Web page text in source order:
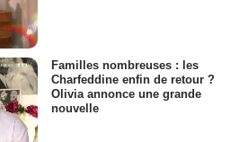
Familles nombreuses : les
Charfeddine enfin de retour ?
Olivia annonce une grande
nouvelle